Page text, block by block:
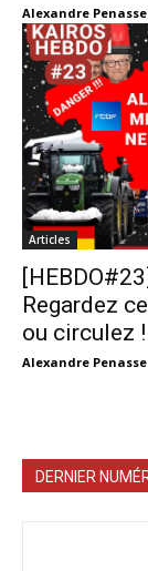
Alexandre Penasse
Articles
Regardez
ou circulez !
Alexandre Penasse
DERNIER